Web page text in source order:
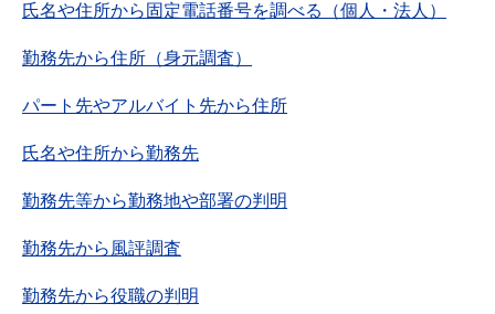
氏名や住所から固定電話番号を調べる（個人・法人）
勤務先から住所（身元調査）
パート先やアルバイト先から住所
氏名や住所から勤務先
勤務先等から勤務地や部署の判明
勤務先から風評調査
勤務先から役職の判明